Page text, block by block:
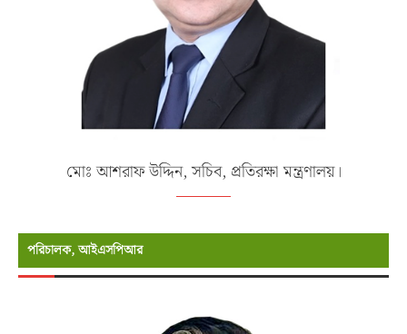
মোঃ আশরাফ উদ্দিন, সচিব, প্রতিরক্ষা মন্ত্রণালয়।
পরিচালক, আইএসপিআর